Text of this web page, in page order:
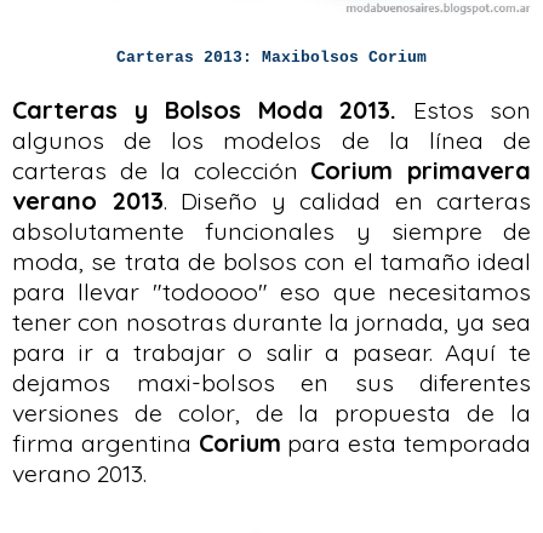
Carteras 2013: Maxibolsos Corium
Carteras y Bolsos Moda 2013. Estos son
algunos de los modelos de la línea de
carteras de la colección Corium primavera
verano 2013. Diseño y calidad en carteras
absolutamente funcionales y siempre de
moda, se trata de bolsos con el tamaño ideal
para llevar "todoooo" eso que necesitamos
tener con nosotras durante la jornada, ya sea
para ir a trabajar o salir a pasear. Aquí te
dejamos maxi-bolsos en sus diferentes
versiones de color, de la propuesta de la
firma argentina Corium para esta temporada
verano 2013.